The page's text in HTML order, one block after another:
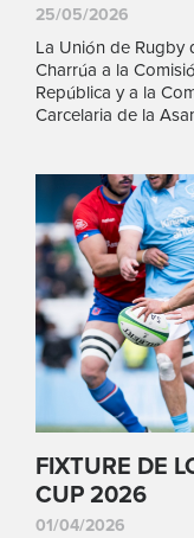
25/05/2026
La Unión de Rugby
Charrúa a la
República y a la
Carcelaria de la
FIXTURE DE
CUP 2026
01/04/2026